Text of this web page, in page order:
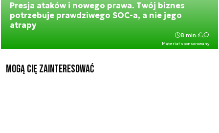
Presja ataków i nowego prawa. Twój biznes
potrzebuje prawdziwego SOC-a, a nie jego
atrapy
Materiał sponsorowany
8 min.
Mogą Cię zainteresować